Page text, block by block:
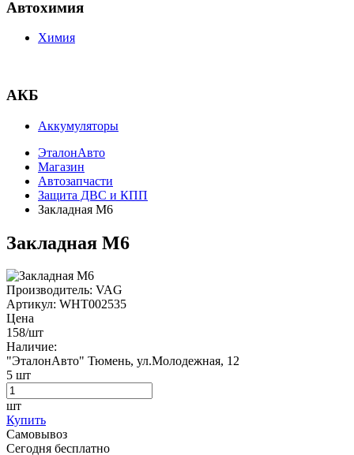
Автохимия
Химия
АКБ
Аккумуляторы
ЭталонАвто
Магазин
Автозапчасти
Защита ДВС и КПП
Закладная М6
Закладная М6
Производитель: VAG
Артикул: WHT002535
Цена
158/шт
Наличие:
"ЭталонАвто" Тюмень, ул.Молодежная, 12
5 шт
шт
Купить
Самовывоз
Сегодня бесплатно